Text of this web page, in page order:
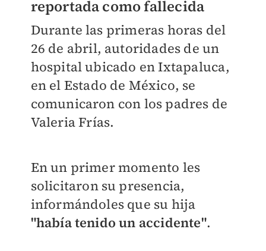
reportada como fallecida
Durante las primeras horas del
26 de abril, autoridades de un
hospital ubicado en Ixtapaluca,
en el Estado de México, se
comunicaron con los padres de
Valeria Frías.
En un primer momento les
solicitaron su presencia,
informándoles que su hija
"había tenido un accidente".